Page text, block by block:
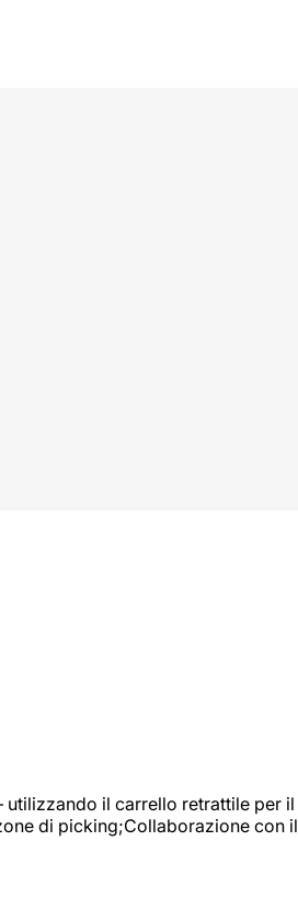
il carrello retrattile per
di picking;Collaborazione